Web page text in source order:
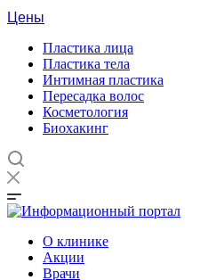
Цены
Пластика лица
Пластика тела
Интимная пластика
Пересадка волос
Косметология
Биохакинг
О клинике
Акции
Врачи